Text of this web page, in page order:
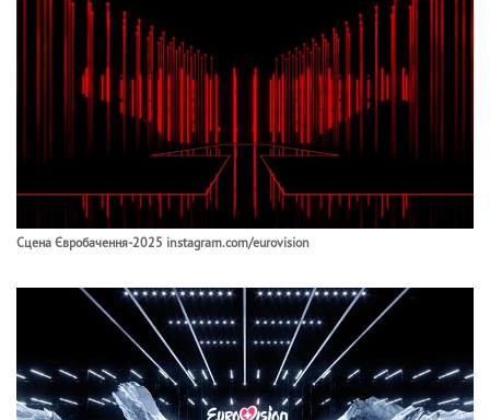
Сцена Євробачення-2025 instagram.com/eurovision